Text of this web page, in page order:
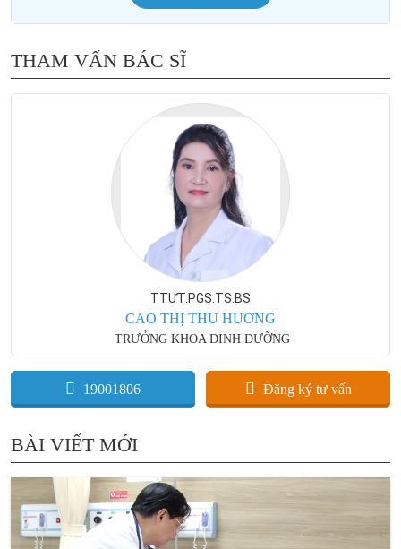
THAM VẤN BÁC SĨ
TTƯT.PGS.TS.BS
CAO THỊ THU HƯƠNG
TRƯỞNG KHOA DINH DƯỠNG
19001806 Đăng ký tư vấn
BÀI VIẾT MỚI